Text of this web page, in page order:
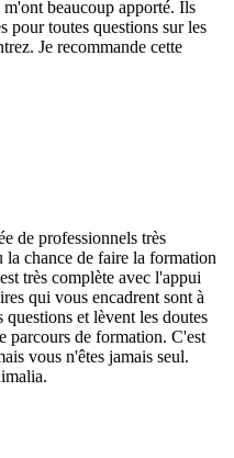
beaucoup apporté. Ils
pour toutes questions sur les
Je recommande cette
de professionnels très
la chance de faire la formation
très complète avec l'appui
qui vous encadrent sont à
et lèvent les doutes
parcours de formation. C'est
vous n'êtes jamais seul.